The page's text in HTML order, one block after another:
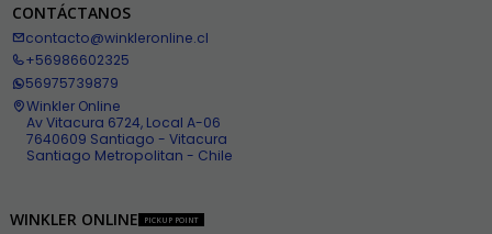
CONTÁCTANOS
contacto@winkleronline.cl
+56986602325
56975739879
Winkler Online
Av Vitacura 6724, Local A-06
7640609 Santiago - Vitacura
Santiago Metropolitan - Chile
WINKLER ONLINE PICKUP POINT